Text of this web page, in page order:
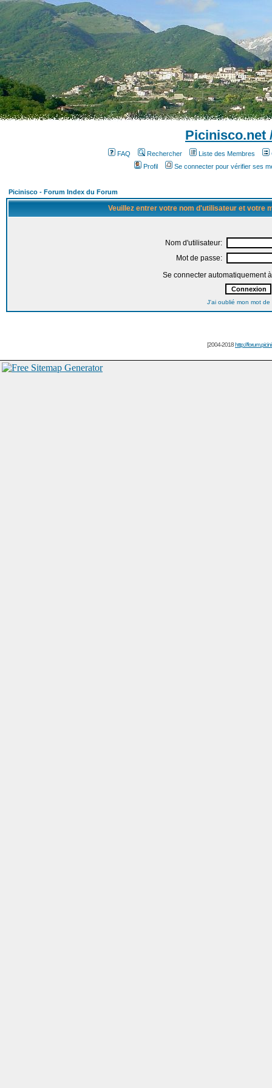
Picinisco.net
FAQ Rechercher Liste des Membres
Profil
Se connecter pour vérifier ses
Picinisco - Forum Index du Forum
Veuillez entrer votre nom d'utilisateur et votre
Nom d'utilisateur:
Mot de passe:
Se connecter automatiquement
J'ai oublié mon mot de
[2004-2018http://